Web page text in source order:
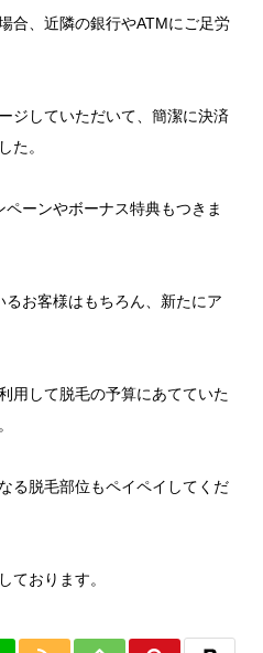
合、近隣の銀行やATMにご足労
ジしていただいて、簡潔に決済
た。
ペーンやボーナス特典もつきま
るお客様はもちろん、新たにア
用して脱毛の予算にあてていた
る脱毛部位もペイペイしてくだ
ております。